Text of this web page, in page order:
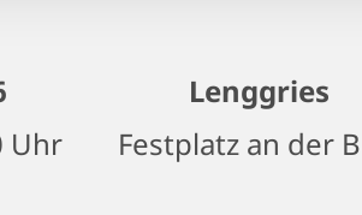
Uhr
Lenggries
Festplatz an der